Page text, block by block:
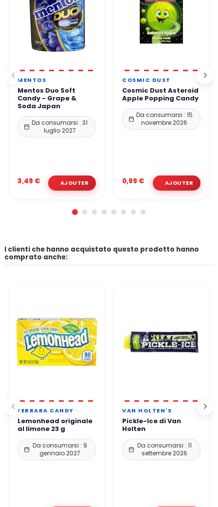
MENTOS
Mentos Duo Soft
Candy - Grape &
Soda Japan
Da consumarsi : 31
luglio 2027
3,49 €
COSMIC DUST
Cosmic Dust Asteroid
Apple Popping Candy
Da consumarsi : 15
novembre 2026
0,99 €
I clienti che hanno acquistato questo prodotto hanno
comprato anche:
FERRARA CANDY
Lemonhead originale
al limone 23 g
Da consumarsi : 9
gennaio 2027
VAN HOLTEN'S
Pickle-Ice di Van
Holten
Da consumarsi : 11
settembre 2026